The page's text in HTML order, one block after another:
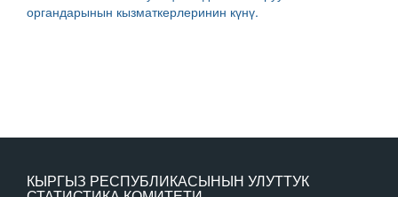
органдарынын кызматкерлеринин күнү.
КЫРГЫЗ РЕСПУБЛИКАСЫНЫН УЛУТТУК